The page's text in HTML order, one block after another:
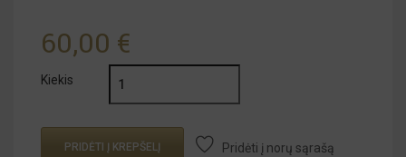
60,00 €
Kiekis
PRIDĖTI Į KREPŠELĮ Pridėti į norų sąrašą